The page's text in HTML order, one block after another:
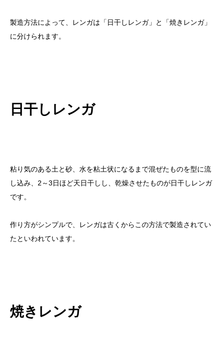
製造方法によって、レンガは「日干しレンガ」と「焼きレンガ」
に分けられます。
日干しレンガ
粘り気のある土と砂、水を粘土状になるまで混ぜたものを型に流
し込み、2～3日ほど天日干しし、乾燥させたものが日干しレンガ
です。
作り方がシンプルで、レンガは古くからこの方法で製造されてい
たといわれています。
焼きレンガ